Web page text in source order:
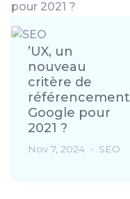
’UX, un
nouveau
critère de
référencement
Google pour
2021 ?
Nov 7, 2024 SEO